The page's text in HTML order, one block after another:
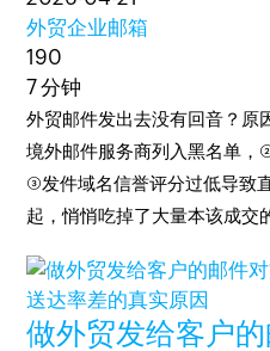
外贸企业邮箱
190
7 分钟
外贸邮件发出去没有回音？原
境外邮件服务商列入黑名单，
③发件域名信誉评分过低导致
起，悄悄吃掉了大量本该成交
做外贸发给客户